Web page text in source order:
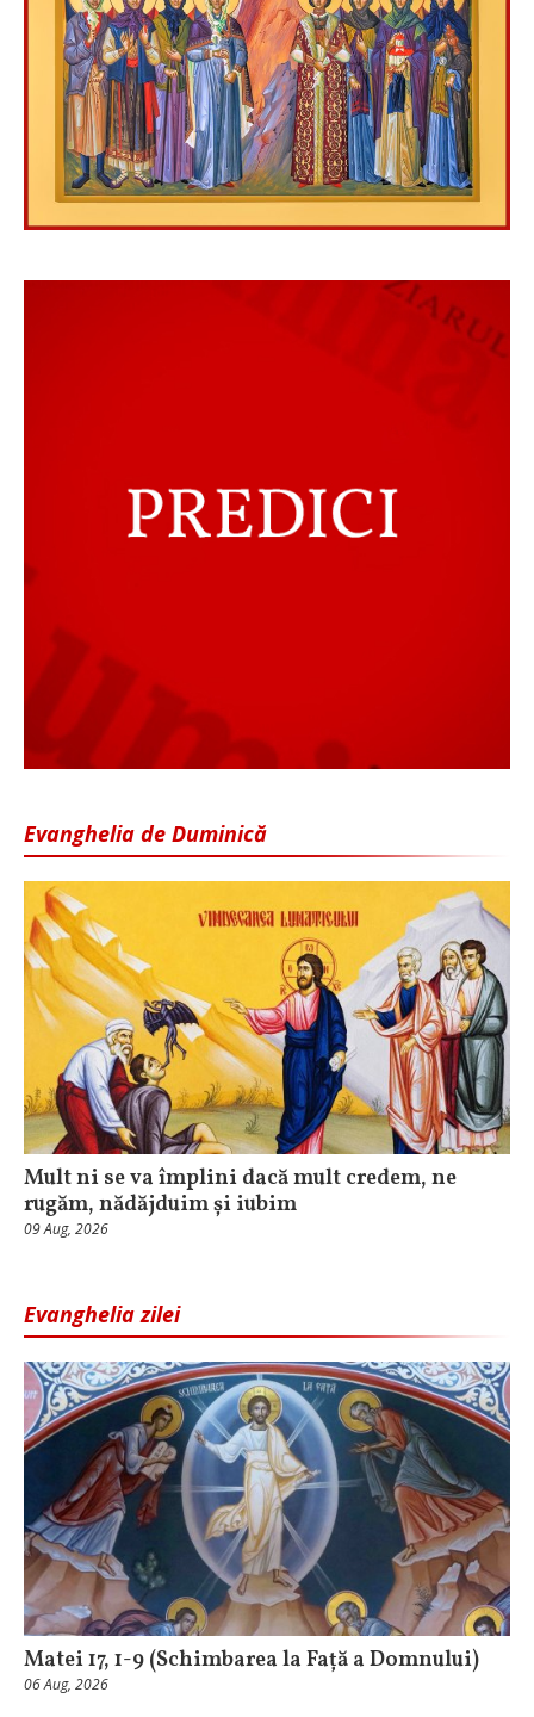
Evanghelia de Duminică
Mult ni se va împlini dacă mult credem, ne
rugăm, nădăjduim și iubim
09 Aug, 2026
Evanghelia zilei
Matei 17, 1-9 (Schimbarea la Față a Domnului)
06 Aug, 2026